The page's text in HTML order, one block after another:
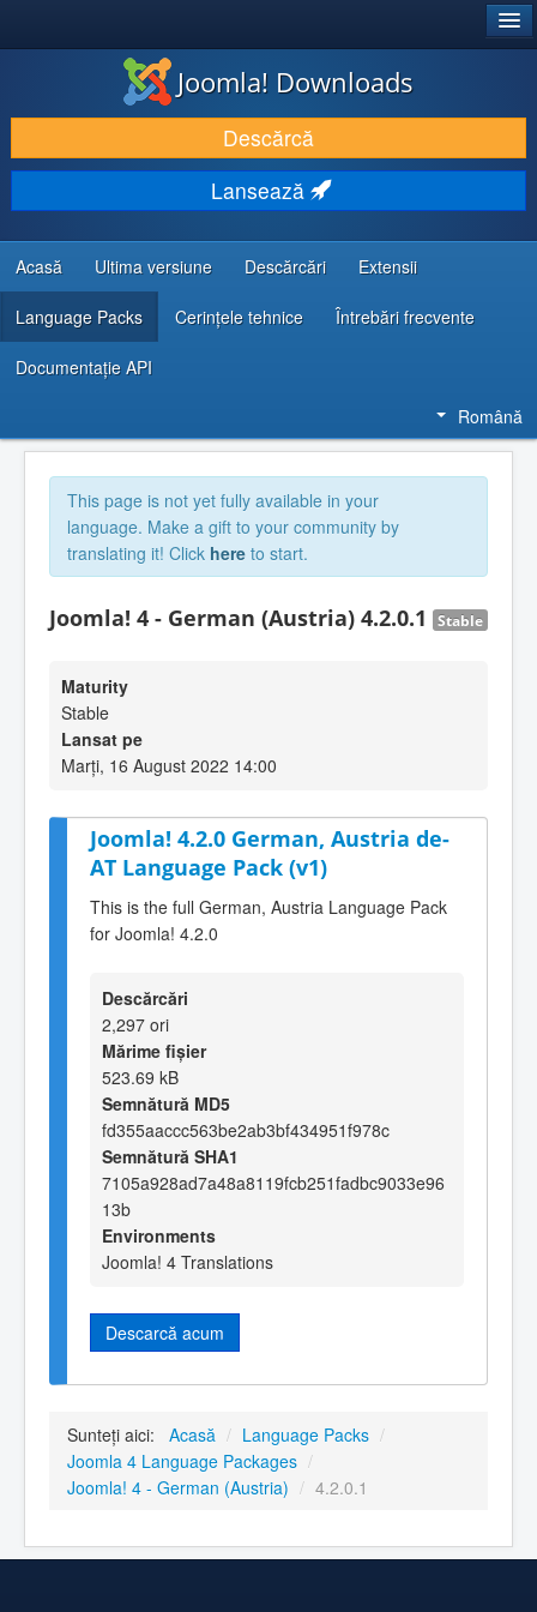
DESCARCĂ & ȘI EXTINDE
DESCOPERĂ & ÎNVAȚĂ
COMUNITATE & SUPORT
RESURSE DEZVOLTATORI
Joomla! Downloads
Descărcă
Lansează
Acasă Ultima versiune Descărcări Extensii
Language Packs Cerințele tehnice Întrebări frecvente
Documentaţie API
Română
This page is not yet fully available in your
language. Make a gift to your community by
translating it! Click here to start.
Joomla! 4 - German (Austria) 4.2.0.1 Stable
Maturity
Stable
Lansat pe
Marți, 16 August 2022 14:00
Joomla! 4.2.0 German, Austria de-
AT Language Pack (v1)
This is the full German, Austria Language Pack
for Joomla! 4.2.0
Descărcări
2,297 ori
Mărime fișier
523.69 kB
Semnătură MD5
fd355aaccc563be2ab3bf434951f978c
Semnătură SHA1
7105a928ad7a48a8119fcb251fadbc9033e96
13b
Environments
Joomla! 4 Translations
Descarcă acum
Sunteți aici: Acasă / Language Packs /
Joomla 4 Language Packages /
Joomla! 4 - German (Austria) / 4.2.0.1